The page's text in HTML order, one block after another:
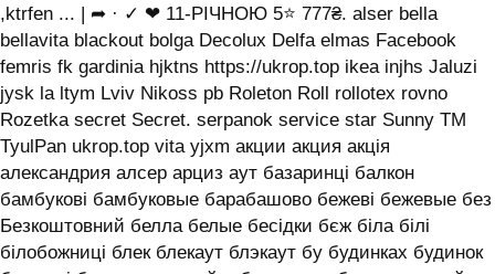
,ktrfen ... | ➦ · ✓ ❤ 11-РІЧНОЮ 5⭐ 777₴. alser bella
bellavita blackout bolga Decolux Delfa elmas Facebook
femris fk gardinia hjktns https://ukrop.top ikea injhs Jaluzi
jysk la ltym Lviv Nikoss pb Roleton Roll rollotex rovno
Rozetka secret Secret. serpanok service star Sunny TM
TyulPan ukrop.top vita yjxm акции акция акція
александрия алсер арциз аут базаринці балкон
бамбукові бамбуковые барабашово бежеві бежевые без
Безкоштовний белла белые бесідки бєж біла білі
білобожниці блек блекаут блэкаут бу будинках будинок